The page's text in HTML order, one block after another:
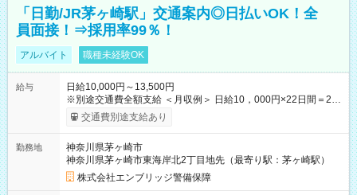
「日勤/JR茅ヶ崎駅」交通案内◎日払いOK！全
員面接！⇒採用率99％！
アルバイト 職種未経験OK
給与
日給10,000円～13,500円
※別途交通費全額支給 ＜月収例＞ 日給10，000円×22日間＝22
万円 ◆スタートダッシュに 入社祝金最大200，000円を支給！
研修手当(法定研修20時間)：24，500円支給！ ◆昇給あり 資格
用の履歴を提出で、交通費全額支給！ 自動車通勤・バイク通勤
もOK ◆日当保証 たとえ仕事が1時間で終わっても 日当は全額お
支払いします！ 業者さんと協力し合って、早く仕事を終えるほ
ど、お得……！ ◆その他 資格応援手当・隊長手当等 アルバイ
交通費別途支給あり
勤務地
神奈川県茅ヶ崎市
神奈川県茅ヶ崎市東海岸北2丁目地先（最寄り駅：茅ヶ崎駅）
株式会社エンブリッジ警備保障